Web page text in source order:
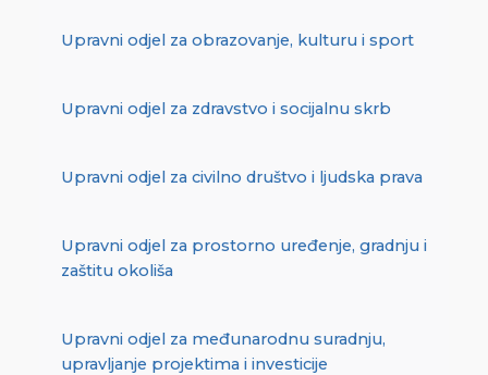
Upravni odjel za obrazovanje, kulturu i sport
Upravni odjel za zdravstvo i socijalnu skrb
Upravni odjel za civilno društvo i ljudska prava
Upravni odjel za prostorno uređenje, gradnju i
zaštitu okoliša
Upravni odjel za međunarodnu suradnju,
upravljanje projektima i investicije